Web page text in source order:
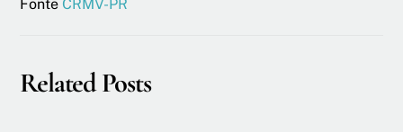
Fonte CRMV-PR
Related Posts